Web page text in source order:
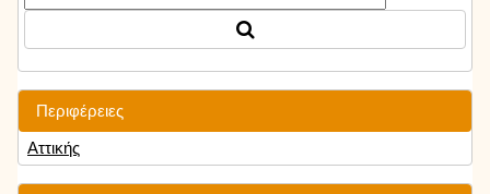
Περιφέρειες
Αττικής